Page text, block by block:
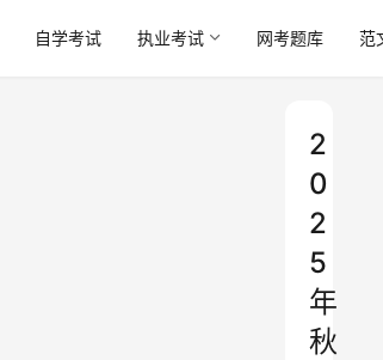
自学考试 执业考试 网考题库 范
2
0
2
5
年
秋